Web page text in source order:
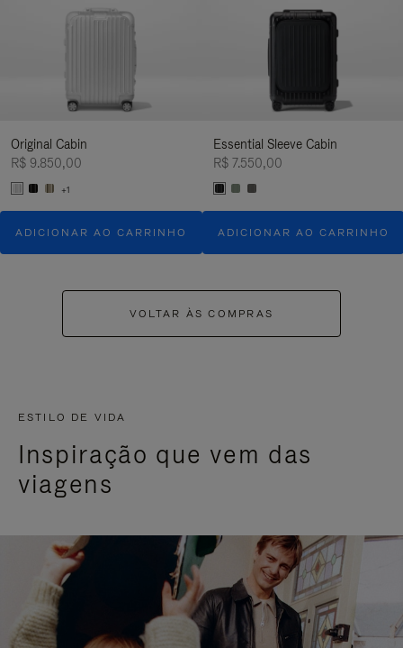
Original Cabin
R$ 9.850,00
+1
ADICIONAR AO CARRINHO
Essential Sleeve Cabin
R$ 7.550,00
ADICIONAR AO CARRINHO
VOLTAR ÀS COMPRAS
ESTILO DE VIDA
Inspiração que vem das
viagens